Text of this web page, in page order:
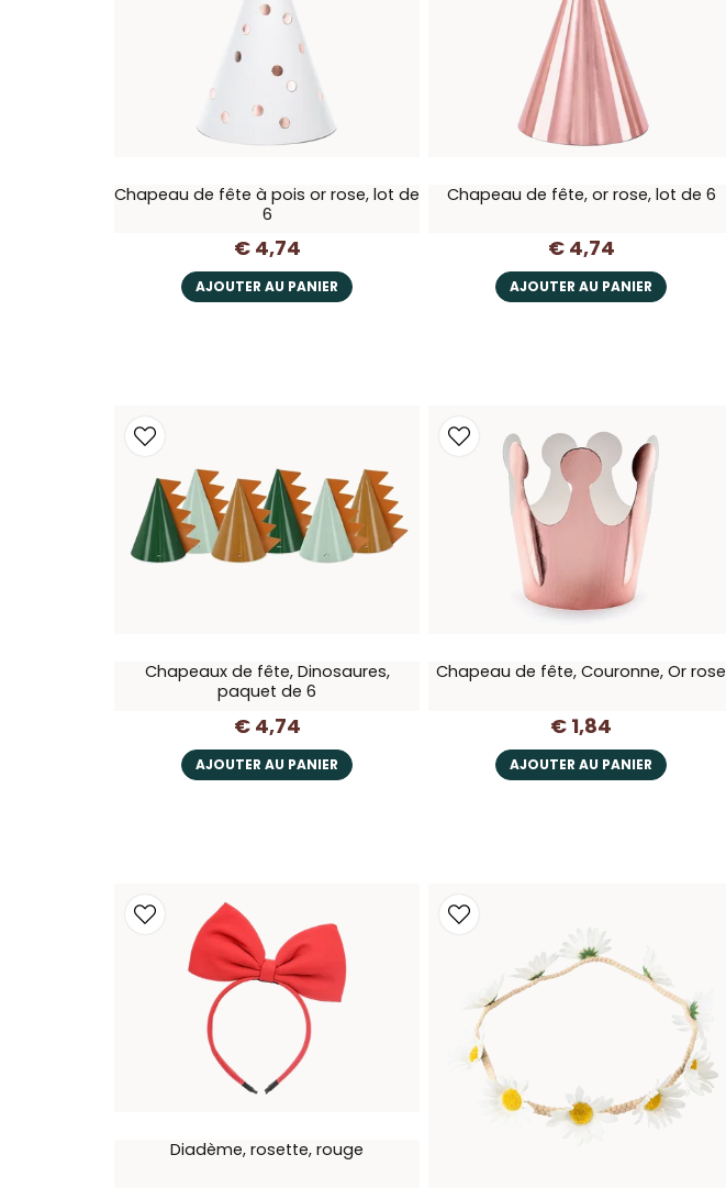
Chapeau de fête à pois or rose, lot de
6
€ 4,74
AJOUTER AU PANIER
Chapeau de fête, or rose, lot de 6
€ 4,74
AJOUTER AU PANIER
Chapeaux de fête, Dinosaures,
paquet de 6
€ 4,74
AJOUTER AU PANIER
Chapeau de fête, Couronne, Or rose
€ 1,84
AJOUTER AU PANIER
Diadème, rosette, rouge